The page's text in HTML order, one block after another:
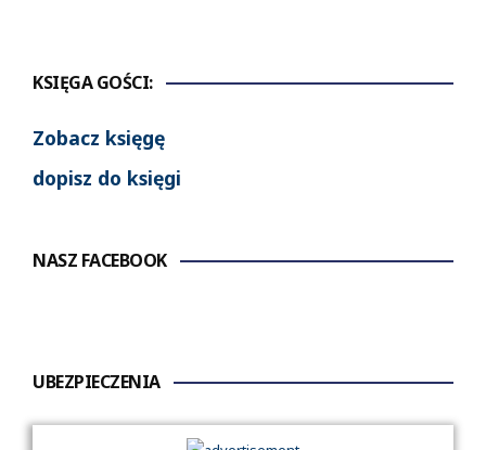
KSIĘGA GOŚCI:
Zobacz księgę
dopisz do księgi
NASZ FACEBOOK
UBEZPIECZENIA